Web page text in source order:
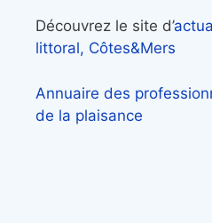
Découvrez le site d’
littoral, Côtes&Mers
Annuaire des
de la plaisance